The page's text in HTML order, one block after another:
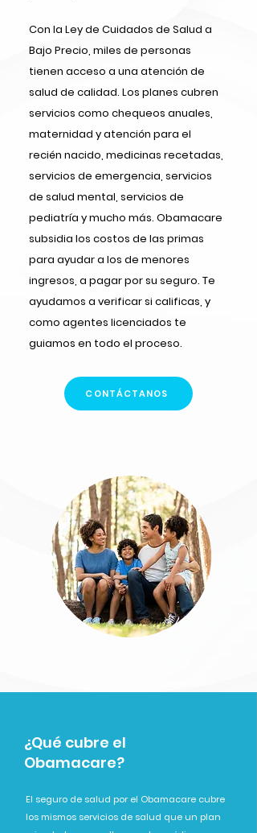
Con la Ley de Cuidados de Salud a
Bajo Precio, miles de personas
tienen acceso a una atención de
salud de calidad. Los planes cubren
servicios como chequeos anuales,
maternidad y atención para el
recién nacido, medicinas recetadas,
servicios de emergencia, servicios
de salud mental, servicios de
pediatría y mucho más. Obamacare
subsidia los costos de las primas
para ayudar a los de menores
ingresos, a pagar por su seguro. Te
ayudamos a verificar si calificas, y
como agentes licenciados te
guiamos en todo el proceso.
CONTÁCTANOS
¿Qué cubre el
Obamacare?
El seguro de salud por el Obamacare cubre
los mismos servicios de salud que un plan